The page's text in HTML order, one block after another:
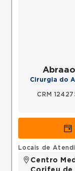
Cirurgia do
CRM
Locais de
Centro